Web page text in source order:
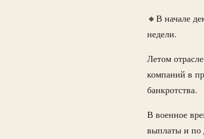
🔸В начале
недели.
Летом
компаний в
банкротства.
В военное
выплаты и по